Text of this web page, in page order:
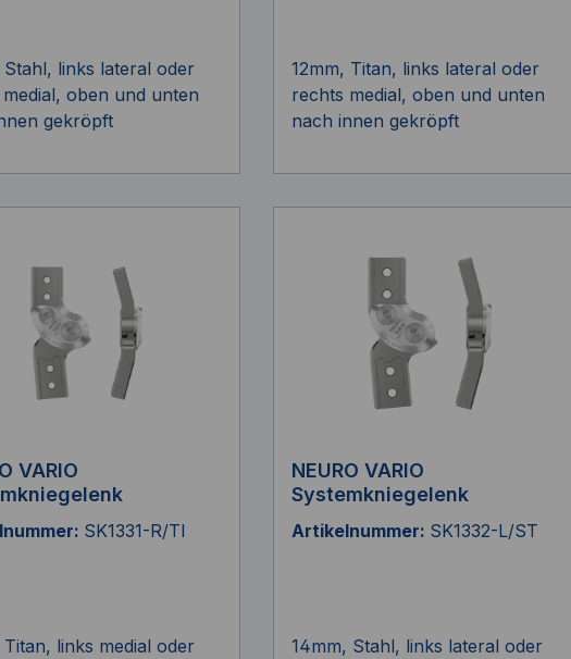
Stahl, links lateral oder
oben und unten
gekröpft
12mm, Titan, links lateral oder
rechts medial, oben und unten
nach innen gekröpft
VARIO
SK1331-R/TI
Titan, links medial oder
NEURO VARIO
Systemkniegelenk
Artikelnummer: SK1332-L/ST
14mm, Stahl, links lateral oder